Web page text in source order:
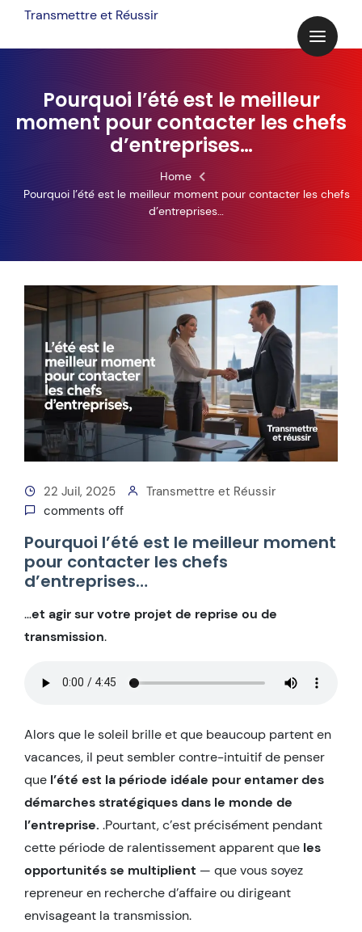
content
Transmettre et Réussir
Pourquoi l’été est le meilleur
moment pour contacter les chefs
d’entreprises…
Home
Pourquoi l’été est le meilleur moment pour contacter les chefs
d’entreprises…
22 Juil, 2025
Transmettre et Réussir
comments off
Pourquoi l’été est le meilleur moment
pour contacter les chefs
d’entreprises…
…et agir sur votre projet de reprise ou de
transmission.
Alors que le soleil brille et que beaucoup partent en
vacances, il peut sembler contre-intuitif de penser
que l’été est la période idéale pour entamer des
démarches stratégiques dans le monde de
l’entreprise. .Pourtant, c’est précisément pendant
cette période de ralentissement apparent que les
opportunités se multiplient — que vous soyez
repreneur en recherche d’affaire ou dirigeant
envisageant la transmission.